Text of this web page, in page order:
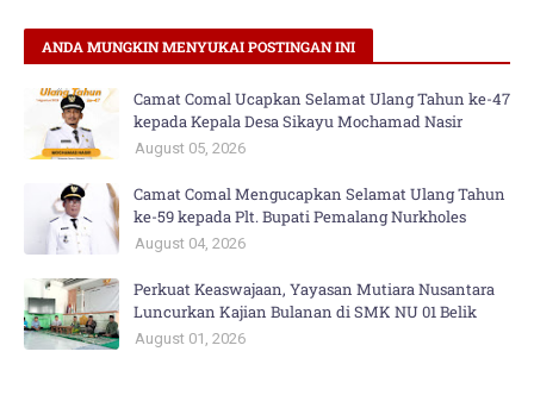
ANDA MUNGKIN MENYUKAI POSTINGAN INI
Camat Comal Ucapkan Selamat Ulang Tahun ke-47
kepada Kepala Desa Sikayu Mochamad Nasir
August 05, 2026
Camat Comal Mengucapkan Selamat Ulang Tahun
ke-59 kepada Plt. Bupati Pemalang Nurkholes
August 04, 2026
Perkuat Keaswajaan, Yayasan Mutiara Nusantara
Luncurkan Kajian Bulanan di SMK NU 01 Belik
August 01, 2026